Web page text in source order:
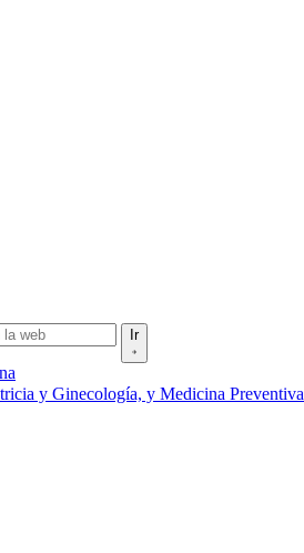
Ir
y Ginecología, y Medicina